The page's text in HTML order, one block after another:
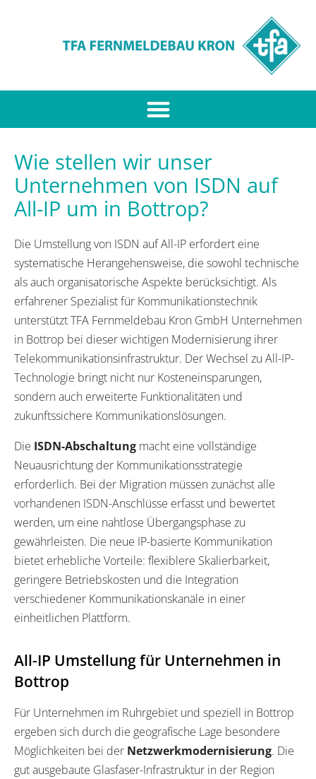
Wie stellen wir unser
Unternehmen von ISDN auf
All-IP um in Bottrop?
Die Umstellung von ISDN auf All-IP erfordert eine
systematische Herangehensweise, die sowohl technische
als auch organisatorische Aspekte berücksichtigt. Als
erfahrener Spezialist für Kommunikationstechnik
unterstützt TFA Fernmeldebau Kron GmbH Unternehmen
in Bottrop bei dieser wichtigen Modernisierung ihrer
Telekommunikationsinfrastruktur. Der Wechsel zu All-IP-
Technologie bringt nicht nur Kosteneinsparungen,
sondern auch erweiterte Funktionalitäten und
zukunftssichere Kommunikationslösungen.
Die ISDN-Abschaltung macht eine vollständige
Neuausrichtung der Kommunikationsstrategie
erforderlich. Bei der Migration müssen zunächst alle
vorhandenen ISDN-Anschlüsse erfasst und bewertet
werden, um eine nahtlose Übergangsphase zu
gewährleisten. Die neue IP-basierte Kommunikation
bietet erhebliche Vorteile: flexiblere Skalierbarkeit,
geringere Betriebskosten und die Integration
verschiedener Kommunikationskanäle in einer
einheitlichen Plattform.
All-IP Umstellung für Unternehmen in
Bottrop
Für Unternehmen im Ruhrgebiet und speziell in Bottrop
ergeben sich durch die geografische Lage besondere
Möglichkeiten bei der Netzwerkmodernisierung. Die
gut ausgebaute Glasfaser-Infrastruktur in der Region